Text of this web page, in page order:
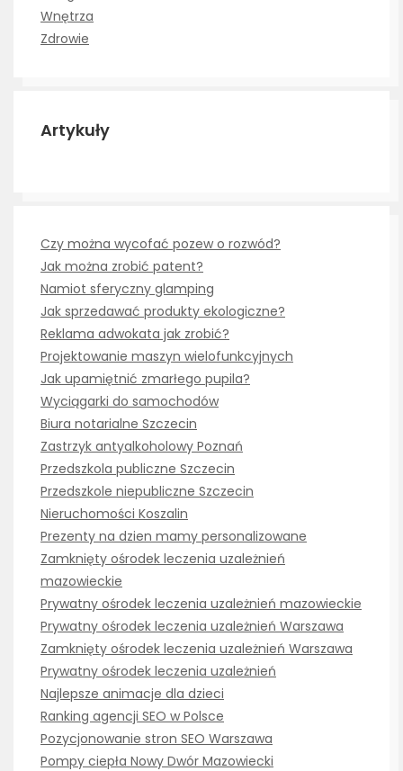
Wnętrza
Zdrowie
Artykuły
Czy można wycofać pozew o rozwód?
Jak można zrobić patent?
Namiot sferyczny glamping
Jak sprzedawać produkty ekologiczne?
Reklama adwokata jak zrobić?
Projektowanie maszyn wielofunkcyjnych
Jak upamiętnić zmarłego pupila?
Wyciągarki do samochodów
Biura notarialne Szczecin
Zastrzyk antyalkoholowy Poznań
Przedszkola publiczne Szczecin
Przedszkole niepubliczne Szczecin
Nieruchomości Koszalin
Prezenty na dzien mamy personalizowane
Zamknięty ośrodek leczenia uzależnień
mazowieckie
Prywatny ośrodek leczenia uzależnień mazowieckie
Prywatny ośrodek leczenia uzależnień Warszawa
Zamknięty ośrodek leczenia uzależnień Warszawa
Prywatny ośrodek leczenia uzależnień
Najlepsze animacje dla dzieci
Ranking agencji SEO w Polsce
Pozycjonowanie stron SEO Warszawa
Pompy ciepła Nowy Dwór Mazowiecki